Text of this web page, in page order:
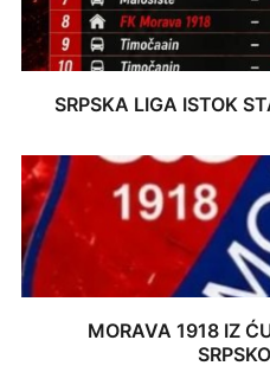
SRPSKA LIGA ISTOK
MORAVA 1918 IZ